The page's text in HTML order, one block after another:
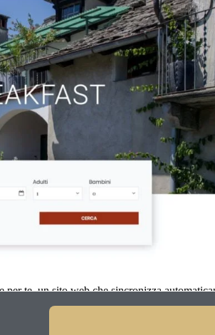
te, un sito web che sincronizza